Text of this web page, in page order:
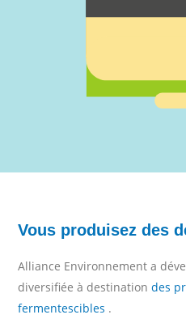
Vous produisez des
Alliance Environnement a
diversifiée à destinationdes
fermentescibles .